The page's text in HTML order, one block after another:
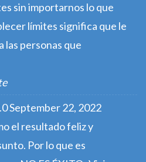
sin importarnos lo que
límites significa que le
las personas que
September 22, 2022
el resultado feliz y
Por lo que es